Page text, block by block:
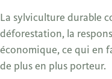
La sylviculture durable
déforestation, la
économique, ce qui en
de plus en plus porteur.